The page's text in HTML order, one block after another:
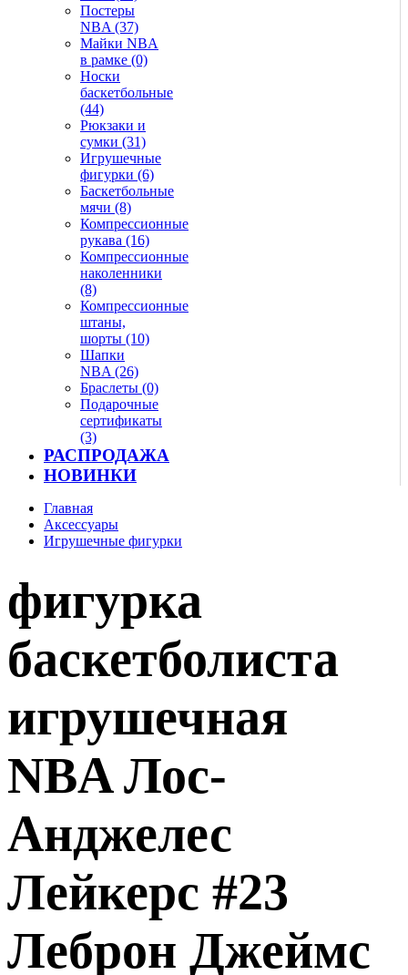
Постеры
NBA (37)
Майки NBA
в рамке (0)
Носки
баскетбольные
(44)
Рюкзаки и
сумки (31)
Игрушечные
фигурки (6)
Баскетбольные
мячи (8)
Компрессионные
рукава (16)
Компрессионные
наколенники
(8)
Компрессионные
штаны,
шорты (10)
Шапки
NBA (26)
Браслеты (0)
Подарочные
сертификаты
(3)
РАСПРОДАЖА
НОВИНКИ
Главная
Аксессуары
Игрушечные фигурки
фигурка
баскетболиста
игрушечная
NBA Лос-
Анджелес
Лейкерс #23
Леброн Джеймс